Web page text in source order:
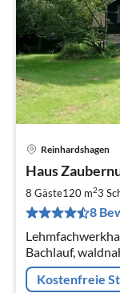
Reinhardshagen
Haus
8 Gäste120 m23
8
Bachlauf, waldnah und
wandern und
unmittelbarer
Kostenfreie